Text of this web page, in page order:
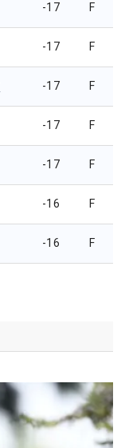
-17 F
-17 F
-17 F
-17 F
-17 F
-16 F
-16 F